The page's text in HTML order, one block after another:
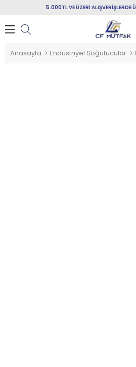
5.000TL VE ÜZERİ ALIŞVERİŞLERDE
Anasayfa Endüstriyel Soğutucular